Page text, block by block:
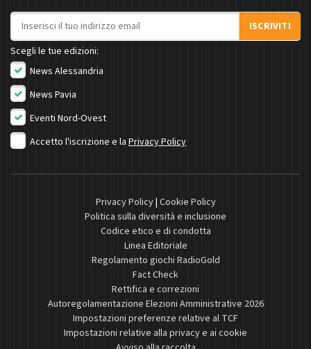
Indirizzo email
ISCRIVITI
Scegli le tue edizioni:
News Alessandria
News Pavia
Eventi Nord-Ovest
Accetto l'iscrizione e la Privacy Policy
Privacy Policy| Cookie Policy
Politica sulla diversità e inclusione
Codice etico e di condotta
Linea Editoriale
Regolamento giochi RadioGold
Fact Check
Rettifica e correzioni
Autoregolamentazione Elezioni Amministrative 2026
Impostazioni preferenze relative al TCF
Impostazioni relative alla privacy e ai cookie